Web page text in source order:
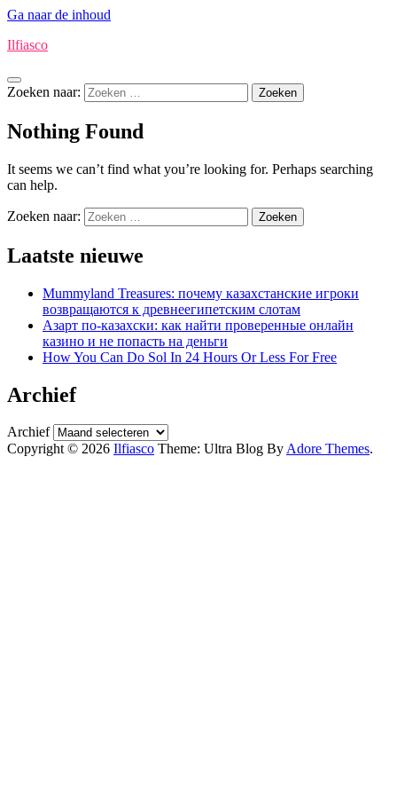
Ga naar de inhoud
Ilfiasco
Zoeken naar:
Nothing Found
It seems we can’t find what you’re looking for. Perhaps searching
can help.
Zoeken naar:
Laatste nieuwe
Mummyland Treasures: почему казахстанские игроки
возвращаются к древнеегипетским слотам
Азарт по-казахски: как найти проверенные онлайн
казино и не попасть на деньги
How You Can Do Sol In 24 Hours Or Less For Free
Archief
Archief
Copyright © 2026 Ilfiasco Theme: Ultra Blog ByAdore Themes.